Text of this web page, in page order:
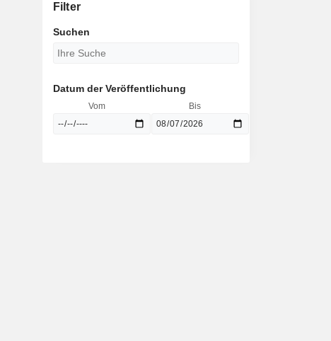
Filter
Suchen
Datum der Veröffentlichung
Vom Bis